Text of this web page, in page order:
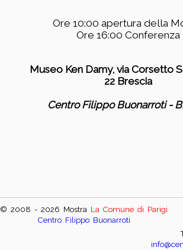
Ore 10:00 apertura della
Ore 16:00 Conferenza
Museo Ken Damy, via Corsetto
22 Brescia
Centro Filippo Buonarroti -
© 2008 - 2026 Mostra La Comune di Parigi
Centro Filippo Buonarroti